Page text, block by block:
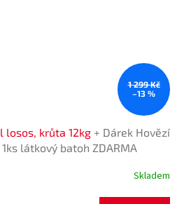
1 299 Kč
–13 %
losos, krůta 12kg + Dárek Hovězí
látkový batoh ZDARMA
Skladem